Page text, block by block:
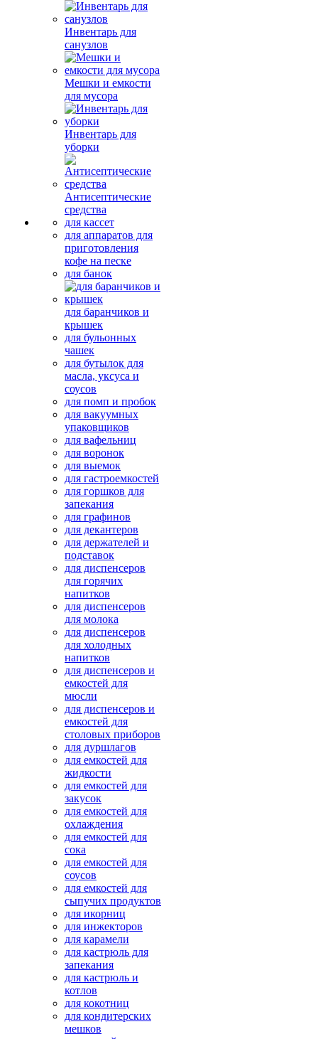
Инвентарь для
санузлов
Мешки и емкости
для мусора
Инвентарь для
уборки
Антисептические
средства
для кассет
для аппаратов для
приготовления
кофе на песке
для банок
для баранчиков и
крышек
для бульонных
чашек
для бутылок для
масла, уксуса и
соусов
для помп и пробок
для вакуумных
упаковщиков
для вафельниц
для воронок
для выемок
для гастроемкостей
для горшков для
запекания
для графинов
для декантеров
для держателей и
подставок
для диспенсеров
для горячих
напитков
для диспенсеров
для молока
для диспенсеров
для холодных
напитков
для диспенсеров и
емкостей для
мюсли
для диспенсеров и
емкостей для
столовых приборов
для дуршлагов
для емкостей для
жидкости
для емкостей для
закусок
для емкостей для
охлаждения
для емкостей для
сока
для емкостей для
соусов
для емкостей для
сыпучих продуктов
для икорниц
для инжекторов
для карамели
для кастрюль для
запекания
для кастрюль и
котлов
для кокотниц
для кондитерских
мешков